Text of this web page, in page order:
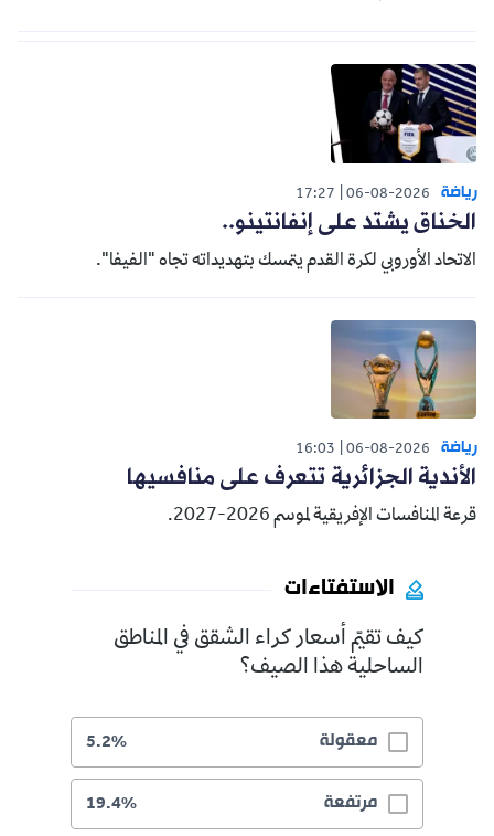
رياضة 06-08-2026
17:27
الخناق يشتد على إنفانتينو..
الاتحاد الأوروبي لكرة القدم يتمسك بتهديداته تجاه "الفيفا".
رياضة 06-08-2026
16:03
الأندية الجزائرية تتعرف على منافسيها
قرعة المنافسات الإفريقية لموسم 2026-2027.
الاستفتاءات
كيف تقيّم أسعار كراء الشقق في المناطق
الساحلية هذا الصيف؟
معقولة 5.2%
مرتفعة 19.4%